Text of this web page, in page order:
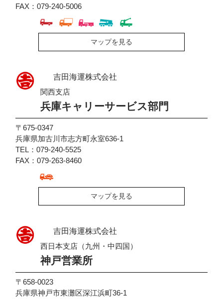
FAX：079-240-5006
マップを見る
吉田海運株式会社
関西支店
兵庫キャリーサービス部門
〒675-0347
兵庫県加古川市志方町永室636-1
TEL：079-240-5525
FAX：079-263-8460
マップを見る
吉田海運株式会社
西日本支店（九州・中四国）
神戸営業所
〒658-0023
兵庫県神戸市東灘区深江浜町36-1